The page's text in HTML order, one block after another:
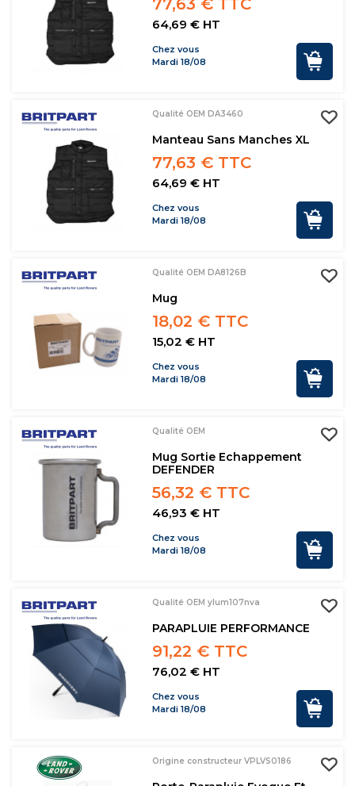
77,63 € TTC
64,69 € HT
Chez vous
Mardi 18/08
Qualité OEM DA3460
Manteau Sans Manches XL
77,63 € TTC
64,69 € HT
Chez vous
Mardi 18/08
Qualité OEM DA8126B
Mug
18,02 € TTC
15,02 € HT
Chez vous
Mardi 18/08
Qualité OEM
Mug Sortie Echappement
DEFENDER
56,32 € TTC
46,93 € HT
Chez vous
Mardi 18/08
Qualité OEM ylum107nva
PARAPLUIE PERFORMANCE
91,22 € TTC
76,02 € HT
Chez vous
Mardi 18/08
Origine constructeur VPLVS0186